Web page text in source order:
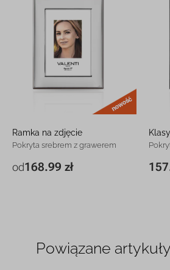
Ramka na zdjęcie
Pokryta srebrem z grawerem
od168.99 zł
14,9 x 19 cm 13 x
Powiązane